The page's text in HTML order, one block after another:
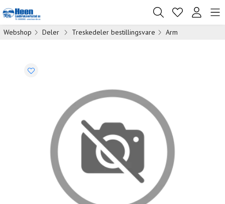
Webshop Deler Treskedeler bestillingsvare Arm